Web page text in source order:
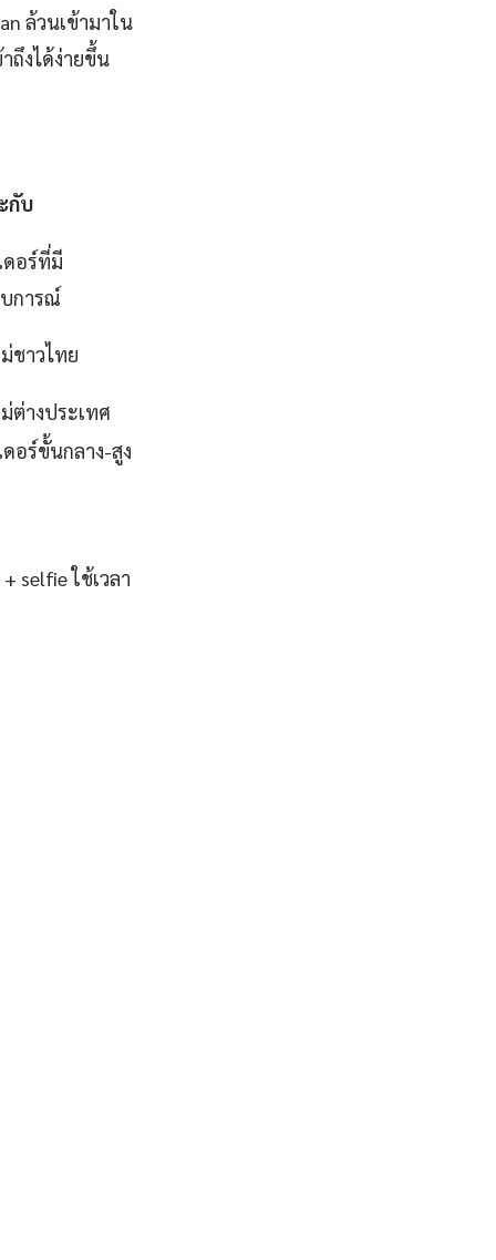
ล้วนเข้ามาใน
ถึงได้ง่ายขึ้น
กับ
ดอร์ที่มี
การณ์
ชาวไทย
ต่างประเทศ
ดอร์ขั้นกลาง-สูง
selfie ใช้เวลา